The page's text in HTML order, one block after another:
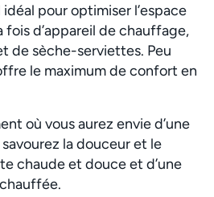
pour optimiser l’espace
fois d’appareil de chauffage,
de sèche-serviettes. Peu
le maximum de confort en
où vous aurez envie d’une
la douceur et le
chaude et douce et d’une